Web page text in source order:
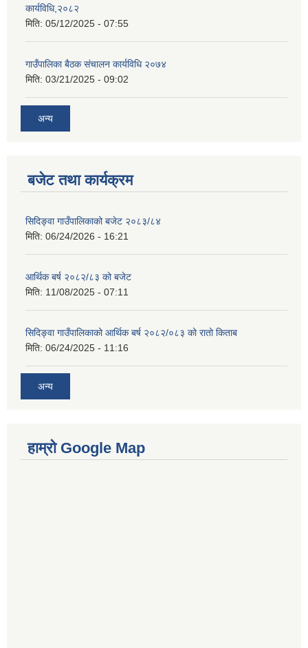
कार्यविधि,२०८२
मिति: 05/12/2025 - 07:55
गाउँपालिका बैठक संचालन कार्यविधि २०७४
मिति: 03/21/2025 - 09:02
अन्य
बजेट तथा कार्यक्रम
सिदिङ्वा गाउँपालिकाको बजेट २०८३/८४
मिति: 06/24/2026 - 16:21
आर्थिक बर्ष २०८२/८३ को बजेट
मिति: 11/08/2025 - 07:11
सिदिङ्वा गाउँपालिकाको आर्थिक बर्ष २०८२/०८३ को रातो किताब
मिति: 06/24/2025 - 11:16
अन्य
हाम्रो Google Map